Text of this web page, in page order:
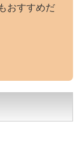
おすすめだ